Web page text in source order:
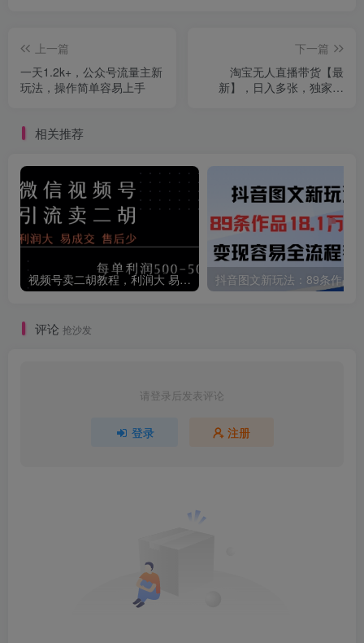
上一篇
一天1.2k+，公众号流量主新
玩法，操作简单容易上手
下一篇
淘宝无人直播带货【最
新】，日入多张，独家技
相关推荐
视频号卖二胡教程，利润大 易成交 售后少，一单利润5张+
评论 抢沙发
请登录后发表评论
登录 注册